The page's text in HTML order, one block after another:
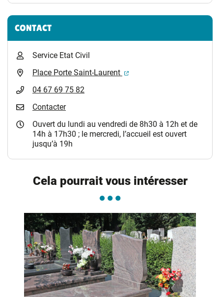
CONTACT
Service Etat Civil
Place Porte Saint-Laurent
(ouverture dans un
04 67 69 75 82
Contacter
Ouvert du lundi au vendredi de 8h30 à 12h et de
14h à 17h30 ; le mercredi, l’accueil est ouvert
jusqu’à 19h
Cela pourrait vous intéresser